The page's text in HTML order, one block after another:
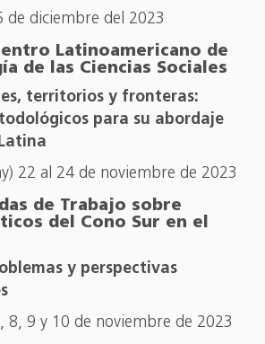
de diciembre del 2023
Latinoamericano de
de las Ciencias Sociales
territorios y fronteras:
para su abordaje
22 al 24 de noviembre de 2023
de Trabajo sobre
del Cono Sur en el
y perspectivas
8, 9 y 10 de noviembre de 2023